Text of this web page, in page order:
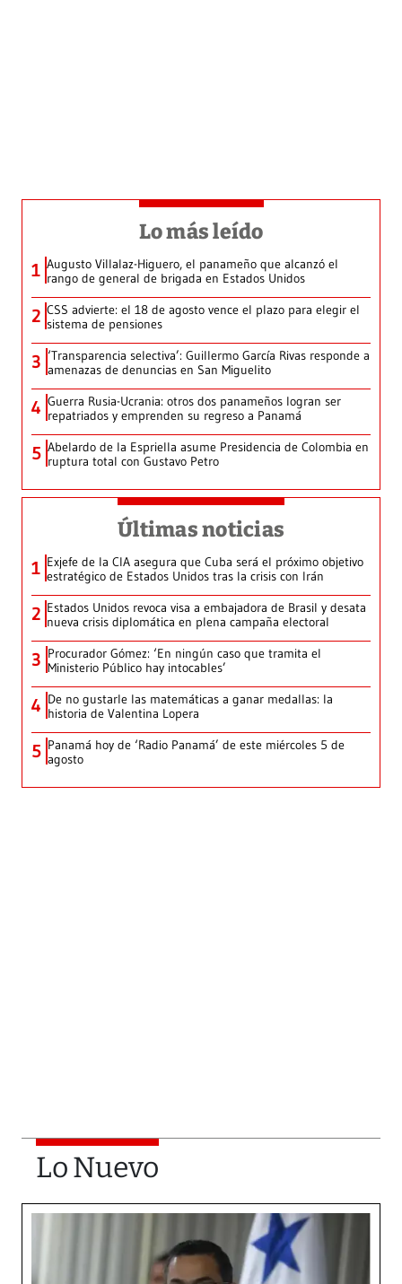
Lo más leído
1 Augusto Villalaz-Higuero, el panameño que alcanzó el
rango de general de brigada en Estados Unidos
2 CSS advierte: el 18 de agosto vence el plazo para elegir el
sistema de pensiones
3 ‘Transparencia selectiva’: Guillermo García Rivas responde a
amenazas de denuncias en San Miguelito
4 Guerra Rusia-Ucrania: otros dos panameños logran ser
repatriados y emprenden su regreso a Panamá
5 Abelardo de la Espriella asume Presidencia de Colombia en
ruptura total con Gustavo Petro
Últimas noticias
1 Exjefe de la CIA asegura que Cuba será el próximo objetivo
estratégico de Estados Unidos tras la crisis con Irán
2 Estados Unidos revoca visa a embajadora de Brasil y desata
nueva crisis diplomática en plena campaña electoral
3 Procurador Gómez: ‘En ningún caso que tramita el
Ministerio Público hay intocables’
4 De no gustarle las matemáticas a ganar medallas: la
historia de Valentina Lopera
5 Panamá hoy de ‘Radio Panamá’ de este miércoles 5 de
agosto
Lo Nuevo